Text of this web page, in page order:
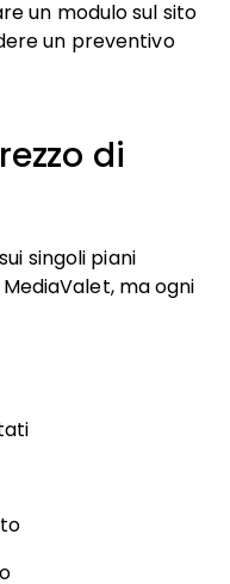
un modulo sul sito
un preventivo
di
singoli piani
ma ogni